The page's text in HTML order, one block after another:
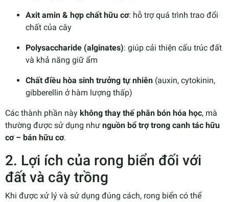
Axit amin & hợp chất hữu cơ: hỗ trợ quá trình trao đổi
chất của cây
Polysaccharide (alginates): giúp cải thiện cấu trúc đất
và khả năng giữ ẩm
Chất điều hòa sinh trưởng tự nhiên (auxin, cytokinin,
gibberellin ở hàm lượng thấp)
Các thành phần này không thay thế phân bón hóa học, mà
thường được sử dụng như nguồn bổ trợ trong canh tác hữu
cơ – bán hữu cơ.
2. Lợi ích của rong biển đối với
đất và cây trồng
Khi được xử lý và sử dụng đúng cách, rong biển có thể